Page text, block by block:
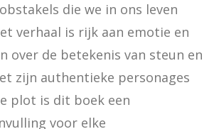
die we in ons leven
verhaal is rijk aan emotie en
over de betekenis van steun en
zijn authentieke personages
plot is dit boek een
voor elke